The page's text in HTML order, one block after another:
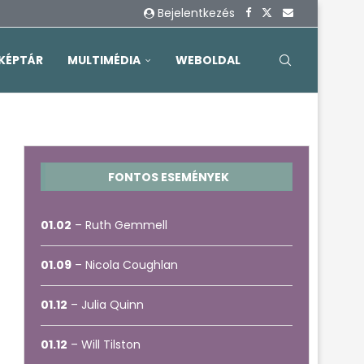
Bejelentkezés
MULTIMÉDIA WEBOLDAL
FONTOS ESEMÉNYEK
01.02 – Ruth Gemmell
01.09 – Nicola Coughlan
01.12 – Julia Quinn
01.12 – Will Tilston